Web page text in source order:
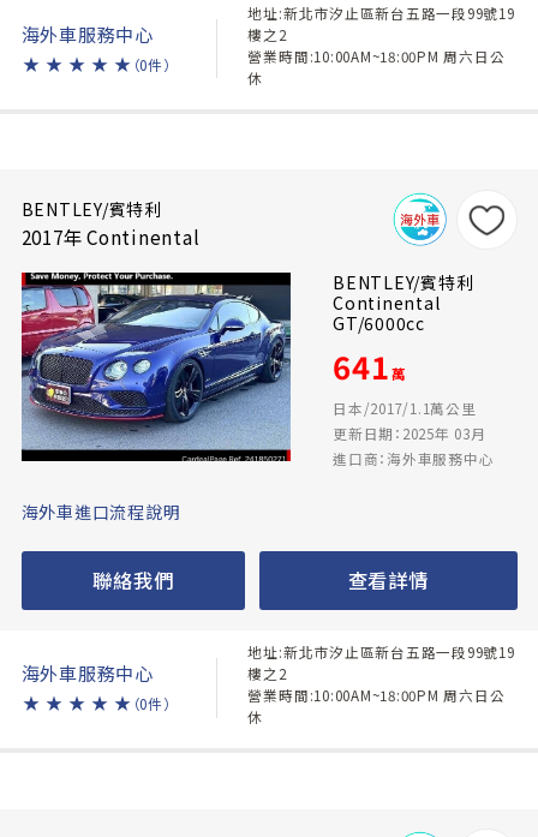
海外車服務中心
★ ★ ★ ★ ★ （0件）
地址:新北市汐止區新台五路一段99號19
樓之2
營業時間:10:00AM~18:00PM 周六日公
休
BENTLEY/賓特利
2017年 Continental
BENTLEY/賓特利
Continental
GT/6000cc
641萬
日本/2017/1.1萬公里
更新日期：2025年 03月
進口商：海外車服務中心
海外車進口流程說明
聯絡我們 查看詳情
海外車服務中心
★ ★ ★ ★ ★ （0件）
地址:新北市汐止區新台五路一段99號19
樓之2
營業時間:10:00AM~18:00PM 周六日公
休